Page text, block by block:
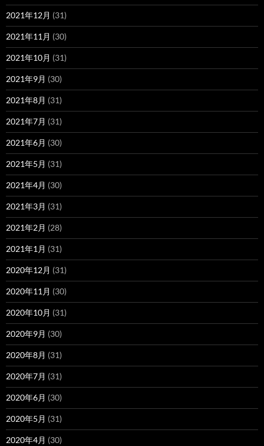
2021年12月 (31)
2021年11月 (30)
2021年10月 (31)
2021年9月 (30)
2021年8月 (31)
2021年7月 (31)
2021年6月 (30)
2021年5月 (31)
2021年4月 (30)
2021年3月 (31)
2021年2月 (28)
2021年1月 (31)
2020年12月 (31)
2020年11月 (30)
2020年10月 (31)
2020年9月 (30)
2020年8月 (31)
2020年7月 (31)
2020年6月 (30)
2020年5月 (31)
2020年4月 (30)